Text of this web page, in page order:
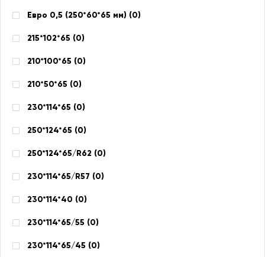
Евро 0,5 (250*60*65 мм) (0)
215*102*65 (0)
210*100*65 (0)
210*50*65 (0)
230*114*65 (0)
250*124*65 (0)
250*124*65/R62 (0)
230*114*65/R57 (0)
230*114*40 (0)
230*114*65/55 (0)
230*114*65/45 (0)